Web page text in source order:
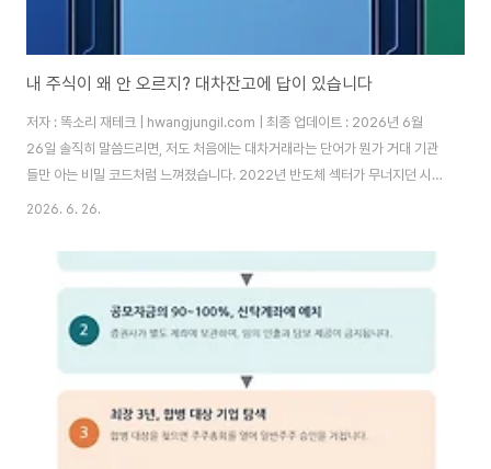
내 주식이 왜 안 오르지? 대차잔고에 답이 있습니다
저자 : 똑소리 재테크 | hwangjungil.com | 최종 업데이트 : 2026년 6월
26일 솔직히 말씀드리면, 저도 처음에는 대차거래라는 단어가 뭔가 거대 기관
들만 아는 비밀 코드처럼 느껴졌습니다. 2022년 반도체 섹터가 무너지던 시
절, 특정 종목의 주가가 실적도 나쁘지 않은데 유독 힘을 못 쓰길래 여기저기 들
으로 "아, 이게 주가 흐름과 연결되는 거구나"를 제대로 체감했습니다. 그 경험
이후로 대차거래 데이터는 제 매매 체크리스트에서 빠지지 않는 항목이 되었습
니다.이 글에서는 대차거래가 무엇인지, 주가에 어떤 영향을 미치는지, 그리고
개인투자자가 실제로 어떻게 활용할 수 있는지를 단계별로 정리해 드리겠습니
2026. 6. 26.